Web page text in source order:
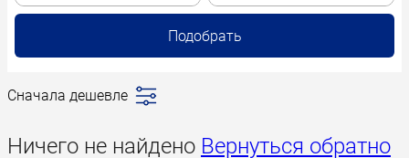
Сначала дешевле
Ничего не найдено Вернуться обратно
Подобрать